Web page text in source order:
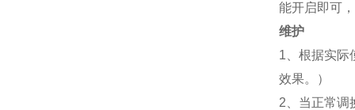
能开启即可
维护
1、根据实际
效果。）
2、当正常调